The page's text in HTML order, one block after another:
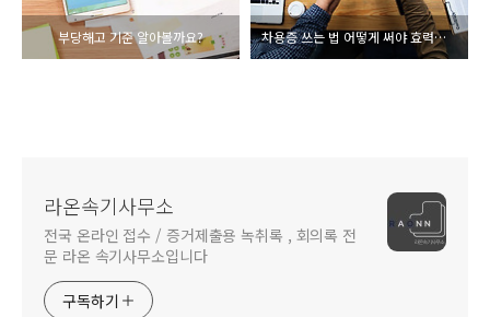
부당해고 기준 알아볼까요? 차용증 쓰는 법 어떻게 써야 효력이 있는지 알려드립니다
라온속기사무소
전국 온라인 접수 / 증거제출용 녹취록 , 회의록 전
문 라온 속기사무소입니다
구독하기